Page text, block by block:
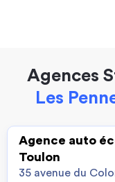
Agences
Les
Agence auto
Toulon
35 avenue du